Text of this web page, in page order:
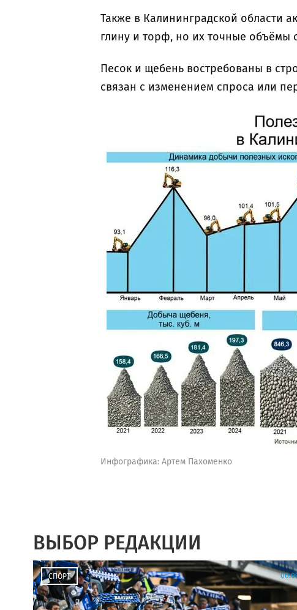
Также в Калининградской области
глину и торф, но их точные объёмы
Песок и щебень востребованы в
связан с изменением спроса или
Инфографика: Артем Пахоменко
ВЫБОР РЕДАКЦИИ
СПОРТ